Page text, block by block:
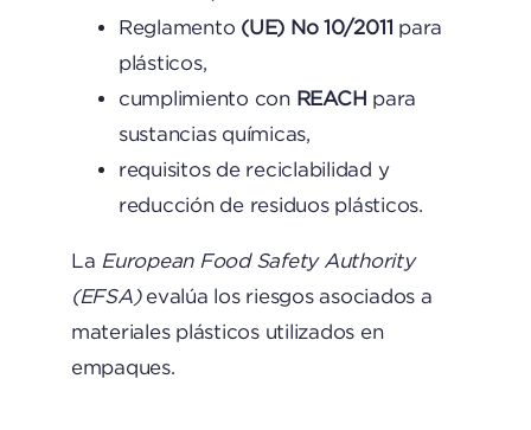
Reglamento (UE) No 10/2011 para
plásticos,
cumplimiento con REACH para
sustancias químicas,
requisitos de reciclabilidad y
reducción de residuos plásticos.
La European Food Safety Authority
(EFSA)evalúa los riesgos asociados a
materiales plásticos utilizados en
empaques.